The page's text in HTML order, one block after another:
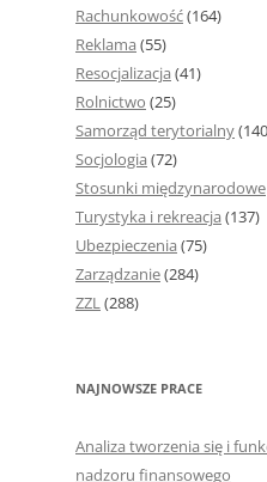
ZAKOŃCZENIE PRACY
DYPLOMOWEJ
BIBLIOGRAFIA
SPIS RYSUNKÓW, TABEL I
ZAŁĄCZNIKÓW
TABELE, RYSUNKI ORAZ WYKRESY
KSIĄŻKI, KTÓRE POMOGĄ CI
Rachunkowość(164)
Reklama (55)
Resocjalizacja (41)
Rolnictwo (25)
Samorząd terytorialny
Socjologia (72)
Stosunki międzynarodowe
Turystyka i rekreacja (137)
Ubezpieczenia (75)
Zarządzanie(284)
ZZL(288)
NAJNOWSZE PRACE
Analiza tworzenia się i
nadzoru finansowego